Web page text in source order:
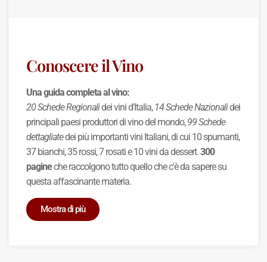
Conoscere il Vino
Una guida completa al vino:
20 Schede Regionalidei vini d'Italia, 14 Schede Nazionalidei
principali paesi produttori di vino del mondo,99 Schede
dettagliatedei più importanti vini Italiani, di cui 10 spumanti,
37 bianchi, 35 rossi, 7 rosati e 10 vini da dessert.300
pagineche raccolgono tutto quello che c'è da sapere su
questa affascinante materia.
Mostra di più